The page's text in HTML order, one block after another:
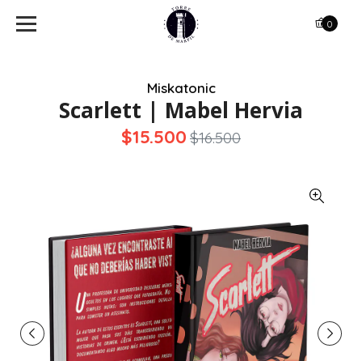
0
Miskatonic
Scarlett | Mabel Hervia
$15.500 $16.500